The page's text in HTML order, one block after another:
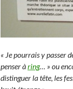
« Je pourrais y passer
penser àring… » ou
distinguer la tête, les